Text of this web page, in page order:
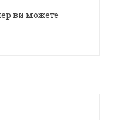
ви можете